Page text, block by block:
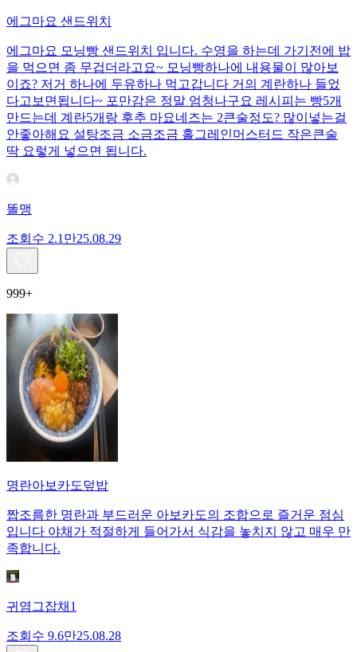
에그마요 샌드위치
에그마요 모닝빵 샌드위치 입니다. 수영을 하는데 가기전에 밥
을 먹으면 좀 무겁더라고요~ 모닝빵하나에 내용물이 많아보
이죠? 저거 하나에 두유하나 먹고갑니다 거의 계란하나 들었
다고보면됩니다~ 포만감은 정말 엄청나구요 레시피는 빵5개
만드는데 계란5개랑 후추 마요네즈는 2큰술정도? 많이넣는걸
안좋아해요 설탕조금 소금조금 홀그레인머스터드 작은큰술
딱 요렇게 넣으면 됩니다.
똘맹
조회수 2.1만25.08.29
999+
명란아보카도덮밥
짭조름한 명란과 부드러운 아보카도의 조합으로 즐거운 점심
입니다 야채가 적절하게 들어가서 식감을 놓치지 않고 매우 만
족합니다.
귀염그잡채1
조회수 9.6만25.08.28